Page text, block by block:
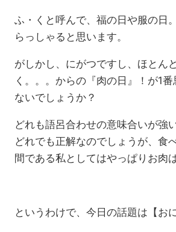
ふ・くと呼んで、福の日や服の日
らっしゃると思います。
がしかし、にがつですし、ほとん
く。。。からの『肉の日』！が1
ないでしょうか？
どれも語呂合わせの意味合いが強
どれでも正解なのでしょうが、食
間である私としてはやっぱりお肉
というわけで、今日の話題は【お